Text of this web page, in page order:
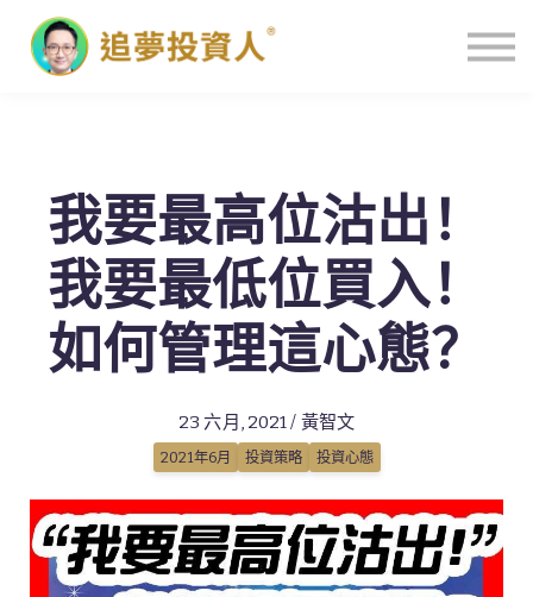
主頁
我要最高位沽出！
我要最低位買入！
如何管理這心態？
23 六月, 2021 / 黃智文
2021年6月 投資策略 投資心態